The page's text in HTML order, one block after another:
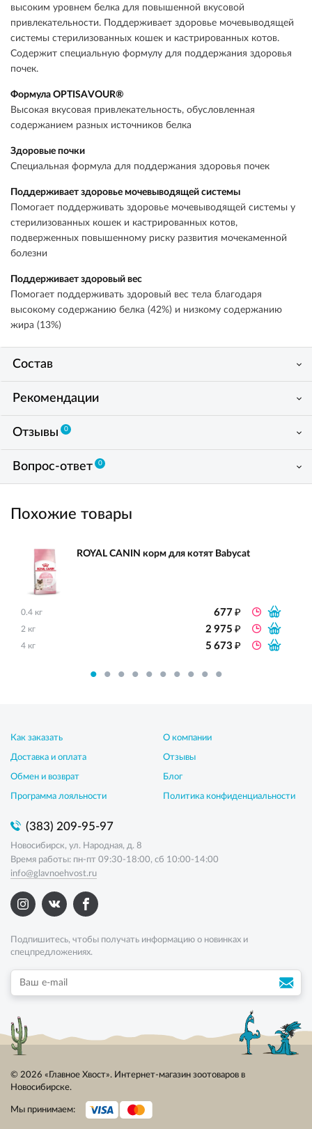
высоким уровнем белка для повышенной вкусовой
привлекательности. Поддерживает здоровье мочевыводящей
системы стерилизованных кошек и кастрированных котов.
Содержит специальную формулу для поддержания здоровья
почек.
Формула OPTISAVOUR®
Высокая вкусовая привлекательность, обусловленная
содержанием разных источников белка
Здоровые почки
Специальная формула для поддержания здоровья почек
Поддерживает здоровье мочевыводящей системы
Помогает поддерживать здоровье мочевыводящей системы у
стерилизованных кошек и кастрированных котов,
подверженных повышенному риску развития мочекаменной
болезни
Поддерживает здоровый вес
Помогает поддерживать здоровый вес тела благодаря
высокому содержанию белка (42%) и низкому содержанию
жира (13%)
Состав
Рекомендации
Отзывы 0
Вопрос-ответ 0
Похожие товары
ROYAL CANIN корм для котят Babycat
0.4 кг 677₽
2 кг 2 975₽
4 кг 5 673₽
Как заказать
Доставка и оплата
Обмен и возврат
Программа лояльности
О компании
Отзывы
Блог
Политика конфиденциальности
(383) 209-95-97
Новосибирск, ул. Народная, д. 8
Время работы: пн-пт 09:30-18:00, сб 10:00-14:00
info@glavnoehvost.ru
Подпишитесь, чтобы получать информацию о новинках и
спецпредложениях.
© 2026 «Главное Хвост». Интернет-магазин зоотоваров в
Новосибирске.
Мы принимаем: